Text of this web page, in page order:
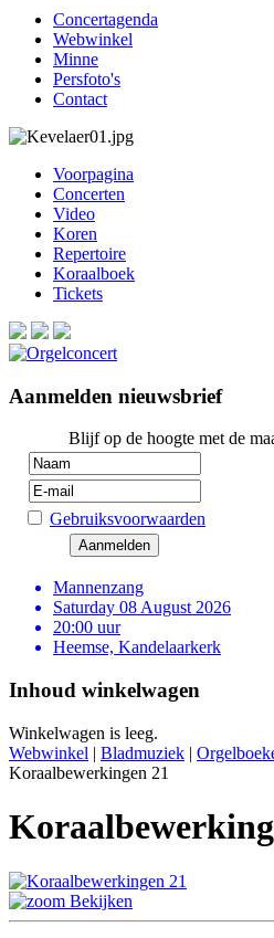
Concertagenda
Webwinkel
Minne
Persfoto's
Contact
Voorpagina
Concerten
Video
Koren
Repertoire
Koraalboek
Tickets
Aanmelden nieuwsbrief
Blijf op de hoogte met de
Gebruiksvoorwaarden
Mannenzang
Saturday 08 August 2026
20:00 uur
Heemse, Kandelaarkerk
Inhoud winkelwagen
Winkelwagen is leeg.
Webwinkel | Bladmuziek |
Koraalbewerkingen 21
Bekijken